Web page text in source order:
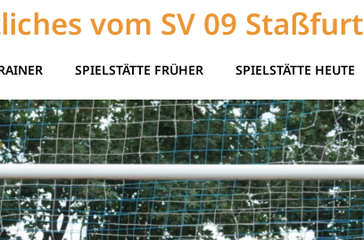
vom SV 09 Staßfurt
SPIELSTÄTTE FRÜHER SPIELSTÄTTE HEUTE